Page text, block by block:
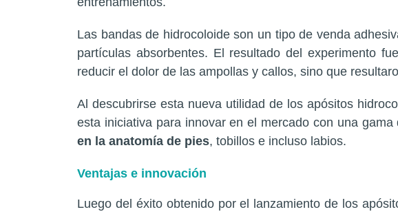
Las bandas de hidrocoloide son un tipo de venda
partículas absorbentes. El resultado del experimento
reducir el dolor de las ampollas y callos, sino que
Al descubrirse esta nueva utilidad de los apósitos
esta iniciativa para innovar en el mercado con una
en la anatomía de pies, tobillos e incluso labios.
Ventajas e innovación
Luego del éxito obtenido por el lanzamiento de los